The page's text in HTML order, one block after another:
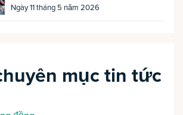
Ngày 11 tháng 5 năm 2026
mục tin tức